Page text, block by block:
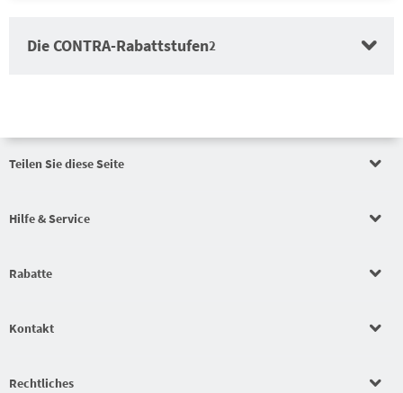
Die CONTRA-Rabattstufen2
Schlägerkonfigurator
Beläge
Teilen Sie diese Seite
Hilfe & Service
Rabatte
Kontakt
Rechtliches